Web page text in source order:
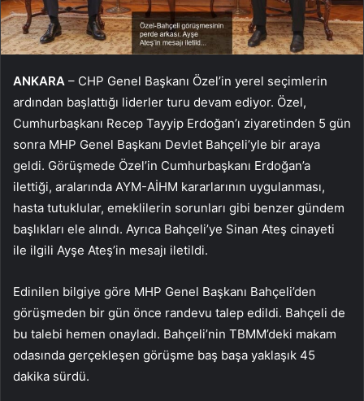
ANKARA – CHP Genel Başkanı Özel’in yerel seçimlerin
ardından başlattığı liderler turu devam ediyor. Özel,
Cumhurbaşkanı Recep Tayyip Erdoğan’ı ziyaretinden 5 gün
sonra MHP Genel Başkanı Devlet Bahçeli’yle bir araya
geldi. Görüşmede Özel’in Cumhurbaşkanı Erdoğan’a
ilettiği, aralarında AYM-AİHM kararlarının uygulanması,
hasta tutuklular, emeklilerin sorunları gibi benzer gündem
başlıkları ele alındı. Ayrıca Bahçeli’ye Sinan Ateş cinayeti
ile ilgili Ayşe Ateş’in mesajı iletildi.
Edinilen bilgiye göre MHP Genel Başkanı Bahçeli’den
görüşmeden bir gün önce randevu talep edildi. Bahçeli de
bu talebi hemen onayladı. Bahçeli’nin TBMM’deki makam
odasında gerçekleşen görüşme baş başa yaklaşık 45
dakika sürdü.